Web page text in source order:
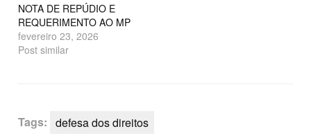
NOTA DE REPÚDIO E
REQUERIMENTO AO MP
fevereiro 23, 2026
Post similar
Tags: defesa dos direitos